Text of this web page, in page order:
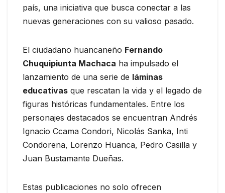
país, una iniciativa que busca conectar a las
nuevas generaciones con su valioso pasado.
El ciudadano huancaneño Fernando
Chuquipiunta Machaca ha impulsado el
lanzamiento de una serie de láminas
educativas que rescatan la vida y el legado de
figuras históricas fundamentales. Entre los
personajes destacados se encuentran Andrés
Ignacio Ccama Condori, Nicolás Sanka, Inti
Condorena, Lorenzo Huanca, Pedro Casilla y
Juan Bustamante Dueñas.
Estas publicaciones no solo ofrecen